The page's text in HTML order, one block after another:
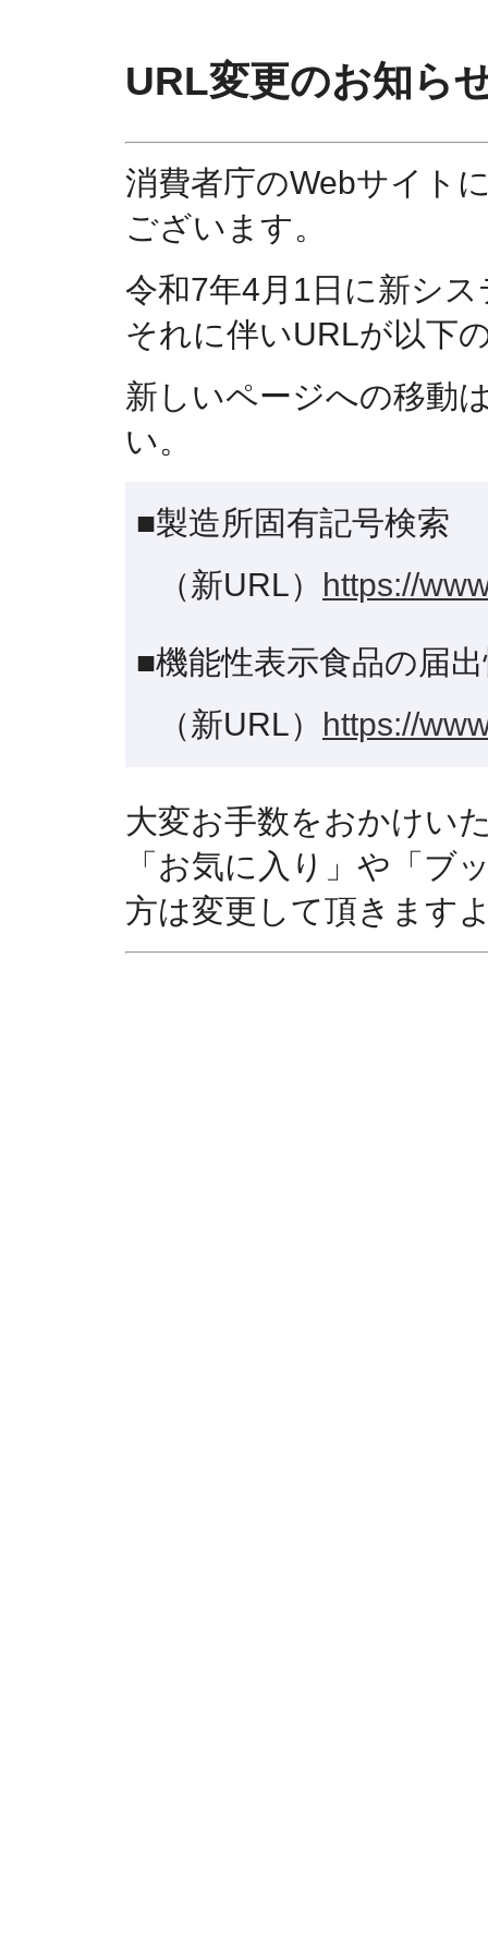
URL変更のお知ら
消費者庁のWebサイト
ございます。
令和7年4月1日に新シ
それに伴いURLが以下
新しいページへの移動
い。
■製造所固有記号検索
（新URL） https://
■機能性表示食品の届
（新URL） https://
大変お手数をおかけい
「お気に入り」や「ブ
方は変更して頂きます